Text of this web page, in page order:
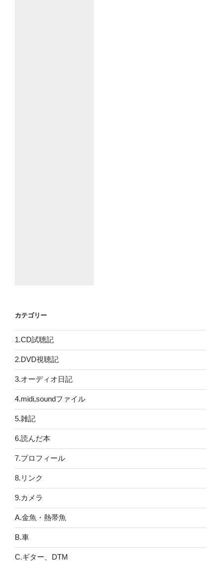
カテゴリー
1.CD試聴記
2.DVD視聴記
3.オーディオ日記
4.midi,soundファイル
5.雑記
6.読んだ本
7.プロフィール
8.リンク
9.カメラ
A.金魚・熱帯魚
B.車
C.ギター、DTM